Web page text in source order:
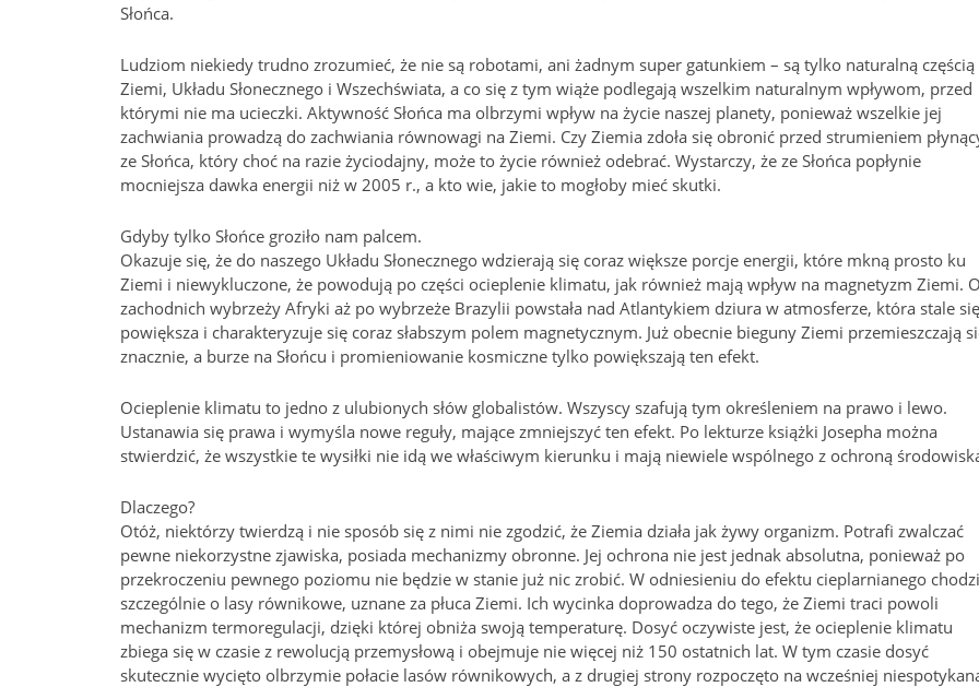
Słońca.
Ludziom niekiedy trudno zrozumieć, że nie są robotami, ani żadnym super gatunkiem – są tylko naturalną częścią
Ziemi, Układu Słonecznego i Wszechświata, a co się z tym wiąże podlegają wszelkim naturalnym wpływom, przed
którymi nie ma ucieczki. Aktywność Słońca ma olbrzymi wpływ na życie naszej planety, ponieważ wszelkie jej
zachwiania prowadzą do zachwiania równowagi na Ziemi. Czy Ziemia zdoła się obronić przed strumieniem
ze Słońca, który choć na razie życiodajny, może to życie również odebrać. Wystarczy, że ze Słońca popłynie
mocniejsza dawka energii niż w 2005 r., a kto wie, jakie to mogłoby mieć skutki.
Gdyby tylko Słońce groziło nam palcem.
Okazuje się, że do naszego Układu Słonecznego wdzierają się coraz większe porcje energii, które mkną prosto ku
Ziemi i niewykluczone, że powodują po części ocieplenie klimatu, jak również mają wpływ na magnetyzm Ziemi.
zachodnich wybrzeży Afryki aż po wybrzeże Brazylii powstała nad Atlantykiem dziura w atmosferze, która stale się
powiększa i charakteryzuje się coraz słabszym polem magnetycznym. Już obecnie bieguny Ziemi przemieszczają
znacznie, a burze na Słońcu i promieniowanie kosmiczne tylko powiększają ten efekt.
Ocieplenie klimatu to jedno z ulubionych słów globalistów. Wszyscy szafują tym określeniem na prawo i lewo.
Ustanawia się prawa i wymyśla nowe reguły, mające zmniejszyć ten efekt. Po lekturze książki Josepha można
stwierdzić, że wszystkie te wysiłki nie idą we właściwym kierunku i mają niewiele wspólnego z ochroną
Dlaczego?
Otóż, niektórzy twierdzą i nie sposób się z nimi nie zgodzić, że Ziemia działa jak żywy organizm. Potrafi zwalczać
pewne niekorzystne zjawiska, posiada mechanizmy obronne. Jej ochrona nie jest jednak absolutna, ponieważ po
przekroczeniu pewnego poziomu nie będzie w stanie już nic zrobić. W odniesieniu do efektu cieplarnianego chodzi
szczególnie o lasy równikowe, uznane za płuca Ziemi. Ich wycinka doprowadza do tego, że Ziemi traci powoli
mechanizm termoregulacji, dzięki której obniża swoją temperaturę. Dosyć oczywiste jest, że ocieplenie klimatu
zbiega się w czasie z rewolucją przemysłową i obejmuje nie więcej niż 150 ostatnich lat. W tym czasie dosyć
skutecznie wycięto olbrzymie połacie lasów równikowych, a z drugiej strony rozpoczęto na wcześniej